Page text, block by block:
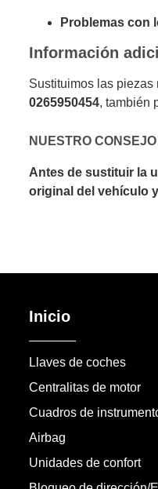
Problemas con
Información
Sustituimos las piezas
0265950454, también
NUESTRO
Antes de sustituir la
original del vehículo
Inicio
Llaves de coches
Centralitas de motor
Cuadros de
Airbag
Unidades de confort